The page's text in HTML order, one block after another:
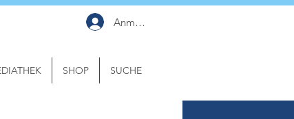
Anmelden
SHOP SUCHE